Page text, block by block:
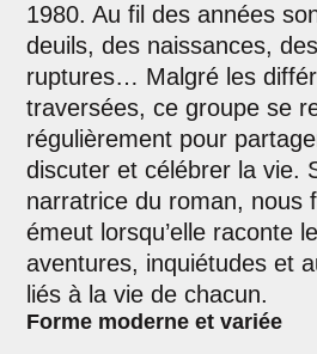
1980. Au fil des années
deuils, des naissances,
ruptures… Malgré les
traversées, ce groupe se
régulièrement pour
discuter et célébrer la vie.
narratrice du roman, nous
émeut lorsqu’elle raconte
aventures, inquiétudes et
liés à la vie de chacun.
Forme moderne et variée